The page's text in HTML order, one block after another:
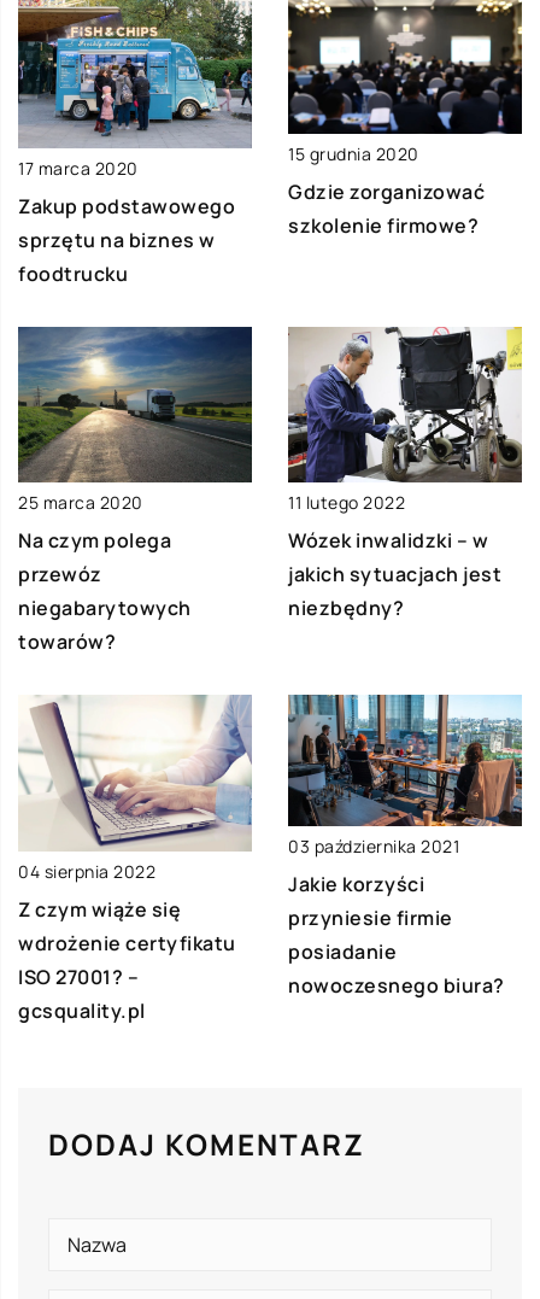
17 marca 2020
Zakup podstawowego
sprzętu na biznes w
foodtrucku
15 grudnia 2020
Gdzie zorganizować
szkolenie firmowe?
25 marca 2020
Na czym polega
przewóz
niegabarytowych
towarów?
11 lutego 2022
Wózek inwalidzki – w
jakich sytuacjach jest
niezbędny?
04 sierpnia 2022
Z czym wiąże się
wdrożenie certyfikatu
ISO 27001? –
gcsquality.pl
03 października 2021
Jakie korzyści
przyniesie firmie
posiadanie
nowoczesnego biura?
DODAJ KOMENTARZ